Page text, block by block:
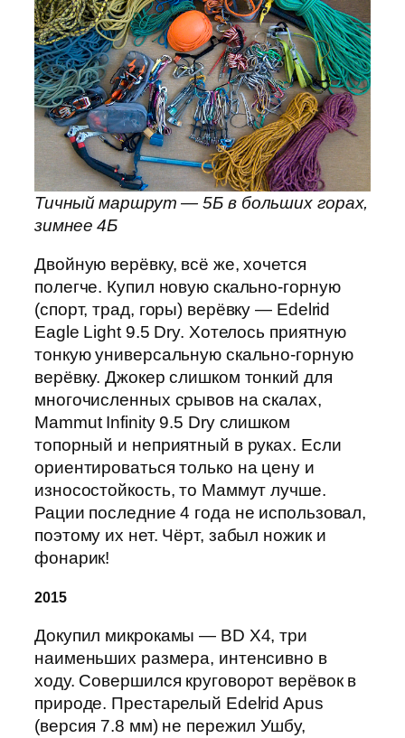
Тичный маршрут — 5Б в больших горах,
зимнее 4Б
Двойную верёвку, всё же, хочется
полегче. Купил новую скально-горную
(спорт, трад, горы) верёвку — Edelrid
Eagle Light 9.5 Dry. Хотелось приятную
тонкую универсальную скально-горную
верёвку. Джокер слишком тонкий для
многочисленных срывов на скалах,
Mammut Infinity 9.5 Dry слишком
топорный и неприятный в руках. Если
ориентироваться только на цену и
износостойкость, то Маммут лучше.
Рации последние 4 года не использовал,
поэтому их нет. Чёрт, забыл ножик и
фонарик!
2015
Докупил микрокамы — BD X4, три
наименьших размера, интенсивно в
ходу. Совершился круговорот верёвок в
природе. Престарелый Edelrid Apus
(версия 7.8 мм) не пережил Ушбу,